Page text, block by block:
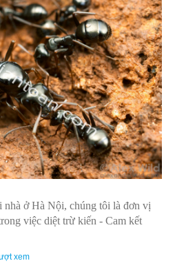
nhà ở Hà Nội, chúng tôi là đơn vị
việc diệt trừ kiến - Cam kết
xem